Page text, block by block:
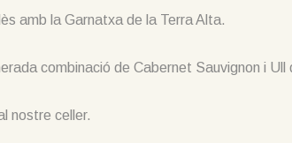
amb la Garnatxa de la Terra Alta.
combinació de Cabernet Sauvignon i Ull
nostre celler.